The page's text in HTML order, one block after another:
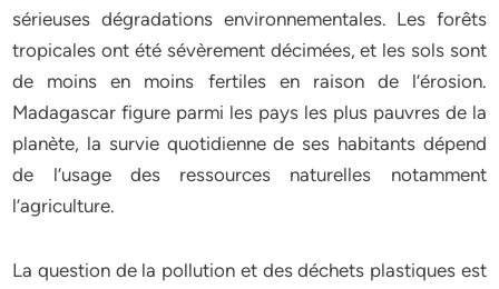
sérieuses dégradations environnementales. Les forêts
tropicales ont été sévèrement décimées, et les sols sont
de moins en moins fertiles en raison de l’érosion.
Madagascar figure parmi les pays les plus pauvres de la
planète, la survie quotidienne de ses habitants dépend
de l’usage des ressources naturelles notamment
l’agriculture.
La question de la pollution et des déchets plastiques est